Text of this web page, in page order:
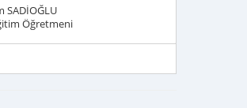
SADİOĞLU
Öğretmeni